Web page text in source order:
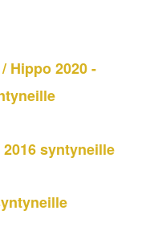
Hippo 2020 -
syntyneille